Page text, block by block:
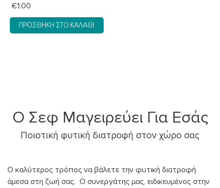
€1.00
ΠΡΟΣΘΉΚΗ ΣΤΟ ΚΑΛΆΘΙ
Ο Σεφ Μαγειρεύει Για Εσάς
Ποιοτική φυτική διατροφή στον χώρο σας
Ο καλύτερος τρόπος να βάλετε την φυτική διατροφή
άμεσα στη ζωή σας. Ο συνεργάτης μας, ειδικευμένος στην